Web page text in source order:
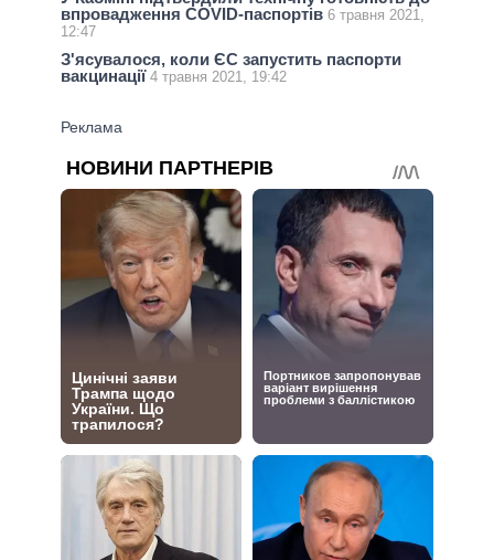
впровадження COVID-паспортів 6 травня 2021,
12:47
З'ясувалося, коли ЄС запустить паспорти
вакцинації 4 травня 2021, 19:42